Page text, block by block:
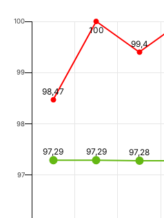
97,29 97,29 97,28
98,47
100
99,4
97
98
99
100